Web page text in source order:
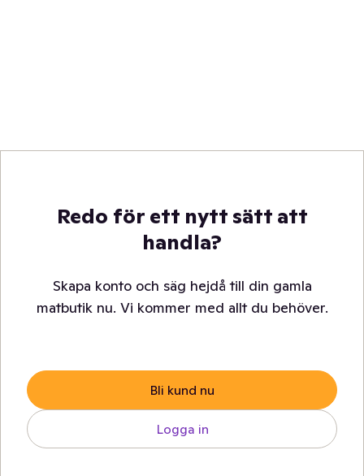
Redo för ett nytt sätt att
handla?
Skapa konto och säg hejdå till din gamla
matbutik nu. Vi kommer med allt du behöver.
Bli kund nu
Logga in